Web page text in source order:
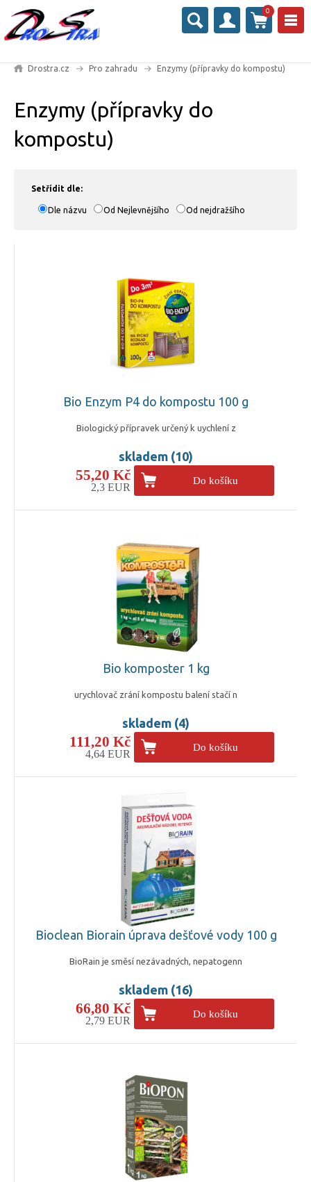
0
Drostra.cz Pro zahradu Enzymy (přípravky do kompostu)
Enzymy (přípravky do
kompostu)
Setřídit dle:
Dle názvu Od Nejlevnějšího Od nejdražšího
Bio Enzym P4 do kompostu 100 g
Biologický přípravek určený k uychlení z
skladem (10)
55,20 Kč
2,3 EUR
Do košíku
Bio komposter 1 kg
urychlovač zrání kompostu balení stačí n
skladem (4)
111,20 Kč
4,64 EUR
Do košíku
Bioclean Biorain úprava dešťové vody 100 g
BioRain je směsí nezávadných, nepatogenn
skladem (16)
66,80 Kč
2,79 EUR
Do košíku